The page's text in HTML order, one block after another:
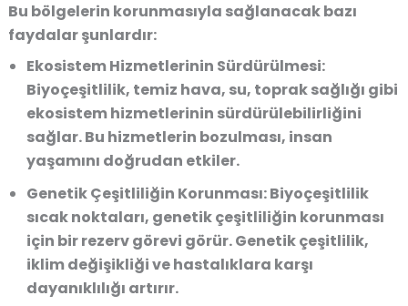
Bu bölgelerin korunmasıyla sağlanacak bazı
faydalar şunlardır:
Ekosistem Hizmetlerinin Sürdürülmesi:
Biyoçeşitlilik, temiz hava, su, toprak sağlığı gibi
ekosistem hizmetlerinin sürdürülebilirliğini
sağlar. Bu hizmetlerin bozulması, insan
yaşamını doğrudan etkiler.
Genetik Çeşitliliğin Korunması: Biyoçeşitlilik
sıcak noktaları, genetik çeşitliliğin korunması
için bir rezerv görevi görür. Genetik çeşitlilik,
iklim değişikliği ve hastalıklara karşı
dayanıklılığı artırır.